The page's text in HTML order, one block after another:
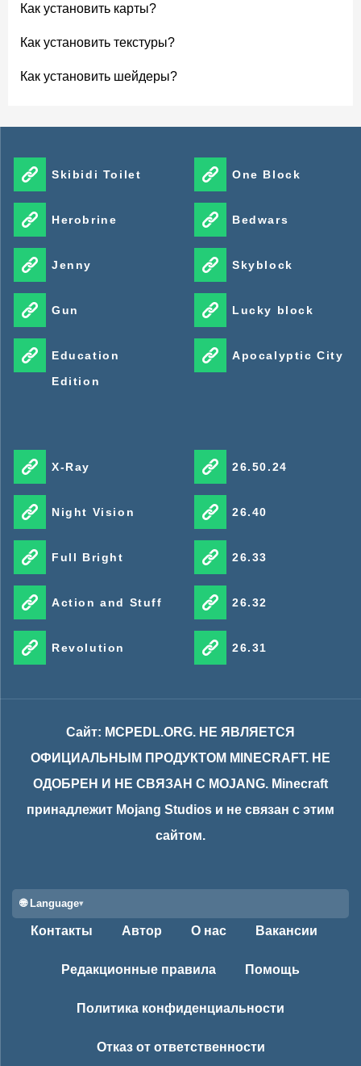
Как установить карты?
Как установить текстуры?
Как установить шейдеры?
Skibidi Toilet
Herobrine
Jenny
Gun
Education
Edition
One Block
Bedwars
Skyblock
Lucky block
Apocalyptic City
X-Ray
Night Vision
Full Bright
Action and Stuff
Revolution
26.50.24
26.40
26.33
26.32
26.31
Сайт: MCPEDL.ORG. НЕ ЯВЛЯЕТСЯ
ОФИЦИАЛЬНЫМ ПРОДУКТОМ MINECRAFT. НЕ
ОДОБРЕН И НЕ СВЯЗАН С MOJANG. Minecraft
принадлежит Mojang Studios и не связан с этим
сайтом.
🌐 Language
Контакты Автор О нас Вакансии
Редакционные правила Помощь
Политика конфиденциальности
Отказ от ответственности